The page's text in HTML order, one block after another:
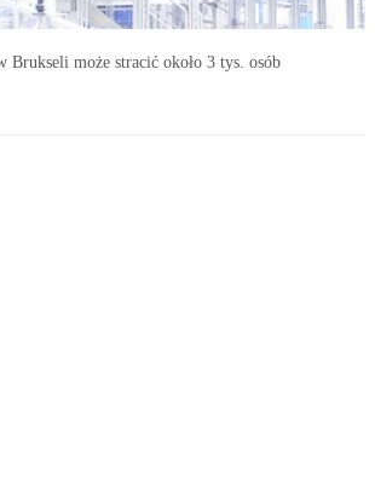
Brukseli może stracić około 3 tys. osób